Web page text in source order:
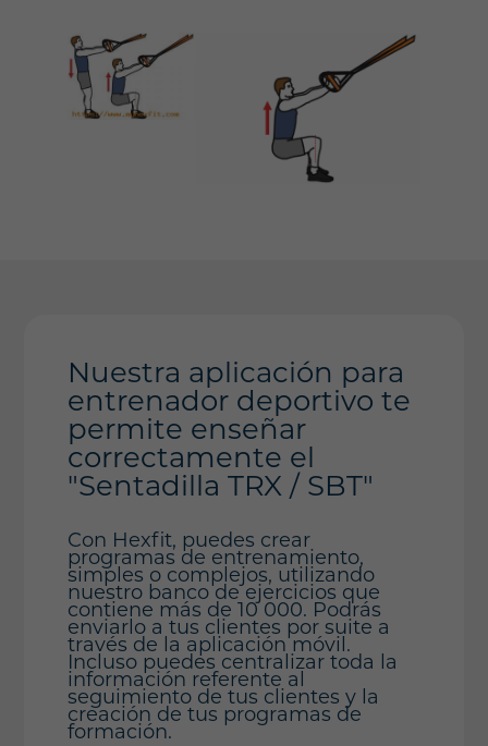
Nuestra aplicación para
entrenador deportivo te
permite enseñar
correctamente el
"Sentadilla TRX / SBT"
Con Hexfit, puedes crear
programas de entrenamiento,
simples o complejos, utilizando
nuestro banco de ejercicios que
contiene más de 10 000. Podrás
enviarlo a tus clientes por suite a
través de la aplicación móvil.
Incluso puedes centralizar toda la
información referente al
seguimiento de tus clientes y la
creación de tus programas de
formación.